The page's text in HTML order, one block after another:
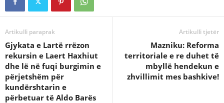
Artikulli paraprak
Gjykata e Lartë rrëzon
rekursin e Laert Haxhiut
dhe lë në fuqi burgimin e
përjetshëm për
kundërshtarin e
përbetuar të Aldo Barës
Artikulli tjetër
Mazniku: Reforma
territoriale e re duhet të
mbyllë hendekun e
zhvillimit mes bashkive!